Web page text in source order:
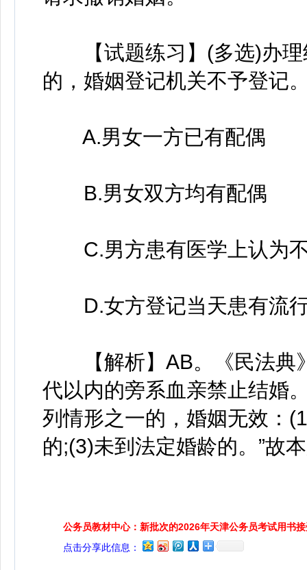
【试题练习】(多选)办理
的，婚姻登记机关不予登记
A.男女一方已有配偶
B.男女双方均有配偶
C.男方患有医学上认为不
D.女方登记当天患有流
【解析】AB。《民法典
代以内的旁系血亲禁止结婚
列情形之一的，婚姻无效：
的;(3)未到法定婚龄的。”故
公务员教材中心：新批次的2026年天津公务员考试用书
点击分享此信息：